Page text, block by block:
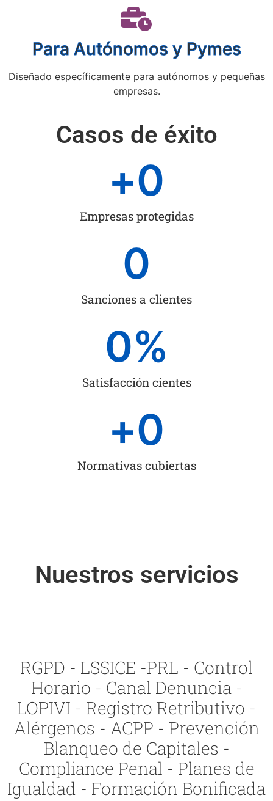
Para Autónomos y Pymes
Diseñado específicamente para autónomos y pequeñas
empresas.
Casos de éxito
Empresas protegidas
+0
Sanciones a clientes
0
Satisfacción cientes
0%
Normativas cubiertas
+0
Nuestros servicios
RGPD - LSSICE -PRL - Control
Horario - Canal Denuncia -
LOPIVI - Registro Retributivo -
Alérgenos - ACPP - Prevención
Blanqueo de Capitales -
Compliance Penal - Planes de
Igualdad - Formación Bonificada